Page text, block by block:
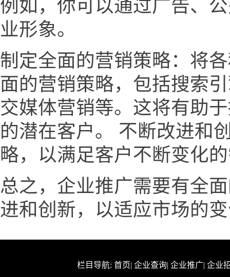
例如，你可以通过广告、
业形象。
制定全面的营销策略：将
面的营销策略，包括搜索
交媒体营销等。这将有助
的潜在客户。 不断改进和
略，以满足客户不断变化
总之，企业推广需要有全
进和创新，以适应市场的
栏目导航: 首页| 企业查询| 企业推广| 企业